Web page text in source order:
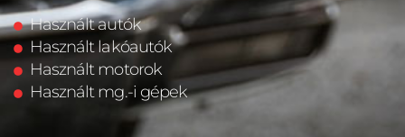
Használt autók
Használt lakóautók
Használt motorok
Használt mg.-i gépek